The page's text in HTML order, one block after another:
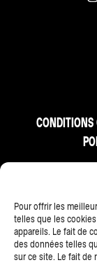
Pour offrir les
telles que les
appareils. Le fait de
des données telles
sur ce site. Le fait de
CONDITIONS